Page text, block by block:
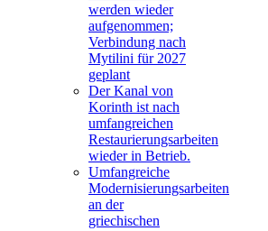
werden wieder
aufgenommen;
Verbindung nach
Mytilini für 2027
geplant
Der Kanal von
Korinth ist nach
umfangreichen
Restaurierungsarbeiten
wieder in Betrieb.
Umfangreiche
Modernisierungsarbeiten
an der
griechischen